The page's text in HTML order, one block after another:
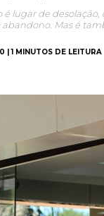
é lugar de desolação,
abandono. Mas é
1 MINUTOS DE LEITURA